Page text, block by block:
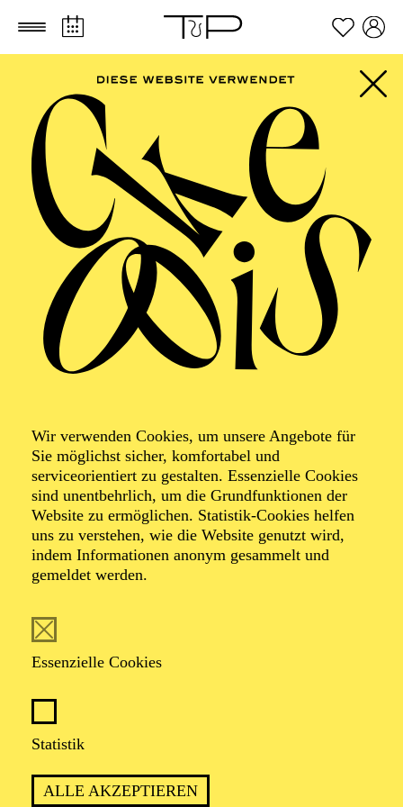
Zum Hauptinhalt springen Zum Footer springen
Wir verwenden Cookies, um unsere Angebote für
Sie möglichst sicher, komfortabel und
serviceorientiert zu gestalten. Essenzielle Cookies
sind unentbehrlich, um die Grundfunktionen der
Website zu ermöglichen. Statistik-Cookies helfen
uns zu verstehen, wie die Website genutzt wird,
indem Informationen anonym gesammelt und
gemeldet werden.
Essenzielle Cookies
Statistik
ALLE AKZEPTIEREN
AALTO MUSIKTHEATER
Blaue Stunde
Der "hohe Norden" in der Musik
TICKETS
MUSIKALISCH-KÜNSTLERISCHER
ABEND MIT DEM ENSEMBLE DES